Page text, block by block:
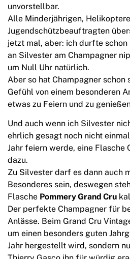
unvorstellbar.
Alle Minderjährigen,
Jugendschützbeauftragten
jetzt mal, aber: ich durfte
an Silvester am Champagner
um Null Uhr natürlich.
Aber so hat Champagner
Gefühl von einem besonderen
etwas zu Feiern und zu
Und auch wenn ich Silvester
ehrlich gesagt noch nicht
Jahr feiern werde, eine Flasche
dazu.
Zu Silvester darf es dann auch
Besonderes sein, deswegen
Flasche Pommery Grand Cru
Der perfekte Champagner für
Anlässe. Beim Grand Cru
um einen besonders guten
Jahr hergestellt wird, sondern